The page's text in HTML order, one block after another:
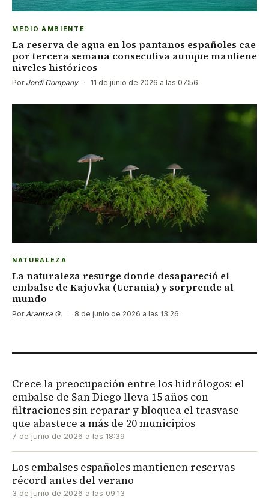
MEDIO AMBIENTE
La reserva de agua en los pantanos españoles cae
por tercera semana consecutiva aunque mantiene
niveles históricos
Por Jordi Company · 11 de junio de 2026 a las 07:56
NATURALEZA
La naturaleza resurge donde desapareció el
embalse de Kajovka (Ucrania) y sorprende al
mundo
PorArantxa G. · 8 de junio de 2026 a las 13:26
Crece la preocupación entre los hidrólogos: el
embalse de San Diego lleva 15 años con
filtraciones sin reparar y bloquea el trasvase
que abastece a más de 20 municipios
7 de junio de 2026 a las 18:39
Los embalses españoles mantienen reservas
récord antes del verano
3 de junio de 2026 a las 09:13